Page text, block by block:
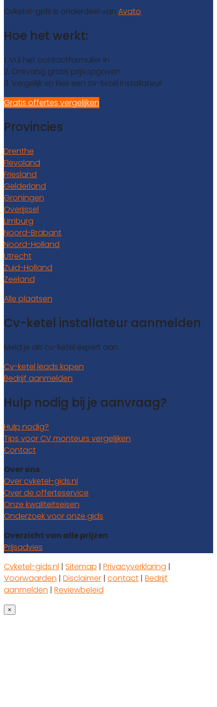
Cvketel-gids is onderdeel van Avato
Hoe het werkt:
1. Vul het contactformulier in
2. Ontvang gratis prijsopgaven
3. Vergelijk en kies een cv-ketel installateur
Gratis offertes vergelijken
Provincies
Drenthe
Flevoland
Friesland
Gelderland
Groningen
Overijssel
Limburg
Noord-Brabant
Noord-Holland
Utrecht
Zuid-Holland
Zeeland
Alle plaatsen
Cv-ketel installateur aanmelden
Meld je als cv-ketel expert aan.
Cv-ketel leads kopen
Bedrijf aanmelden
Hulp nodig bij je aanvraag?
Hulp nodig?
Tips voor CV monteurs vergelijken
Contact
Over ons
Over cvketel-gids.nl
Over de offerteservice
Onze kwaliteitseisen
Onderzoek voor onze gids
Overzicht van alle prijzen
Prijsadvies
Cvketel-gids.nl | Sitemap | Privacyverklaring |
Voorwaarden | Disclaimer | contact | Bedrijf
aanmelden | Reviewbeleid
×